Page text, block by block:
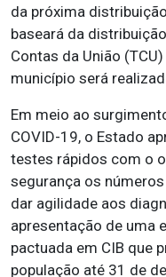
da próxima
baseará da
Contas da União
município será
Em meio ao
COVID-19, o Estado
testes rápidos com o
segurança os
dar agilidade aos
apresentação de uma
pactuada em CIB que
população até 31 de